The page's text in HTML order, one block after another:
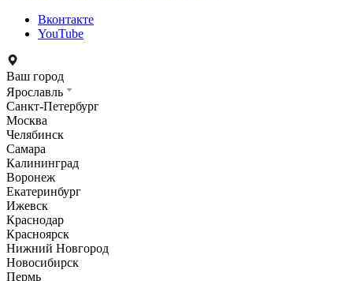
Вконтакте
YouTube
Ваш город
Ярославль
Санкт-Петербург
Москва
Челябинск
Самара
Калининград
Воронеж
Екатеринбург
Ижевск
Краснодар
Красноярск
Нижний Новгород
Новосибирск
Пермь